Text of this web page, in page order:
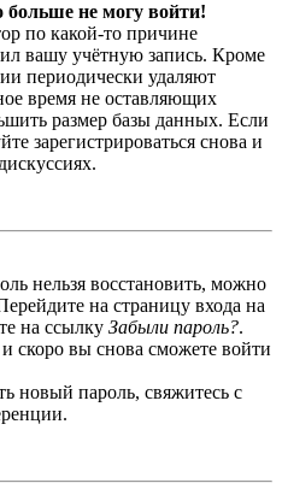
больше не могу войти!
по какой-то причине
вашу учётную запись. Кроме
периодически удаляют
время не оставляющих
размер базы данных. Если
зарегистрироваться снова и
нельзя восстановить, можно
на страницу входа на
на ссылку Забыли пароль?.
скоро вы снова сможете войти
новый пароль, свяжитесь с